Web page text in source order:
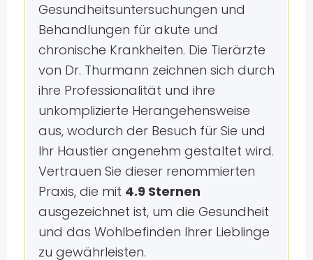
Gesundheitsuntersuchungen und
Behandlungen für akute und
chronische Krankheiten. Die Tierärzte
von Dr. Thurmann zeichnen sich durch
ihre Professionalität und ihre
unkomplizierte Herangehensweise
aus, wodurch der Besuch für Sie und
Ihr Haustier angenehm gestaltet wird.
Vertrauen Sie dieser renommierten
Praxis, die mit 4.9 Sternen
ausgezeichnet ist, um die Gesundheit
und das Wohlbefinden Ihrer Lieblinge
zu gewährleisten.